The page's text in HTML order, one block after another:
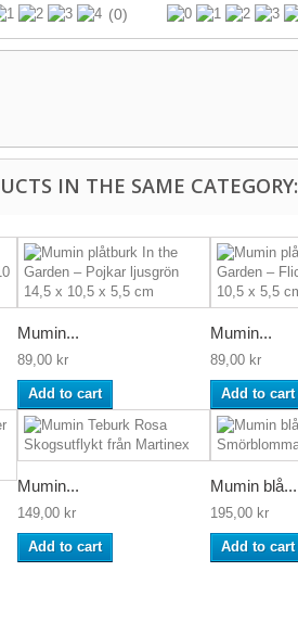
(0)
IN THE SAME CATEGORY:
Mumin...
89,00 kr
Add to cart
Mumin...
89,00 kr
Add to cart
Mumin...
149,00 kr
Add to cart
Mumin blå...
195,00 kr
Add to cart